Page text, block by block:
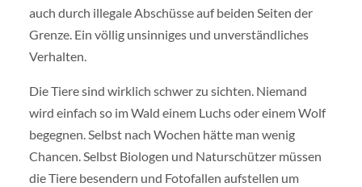
auch durch illegale Abschüsse auf beiden Seiten der
Grenze. Ein völlig unsinniges und unverständliches
Verhalten.
Die Tiere sind wirklich schwer zu sichten. Niemand
wird einfach so im Wald einem Luchs oder einem Wolf
begegnen. Selbst nach Wochen hätte man wenig
Chancen. Selbst Biologen und Naturschützer müssen
die Tiere besendern und Fotofallen aufstellen um